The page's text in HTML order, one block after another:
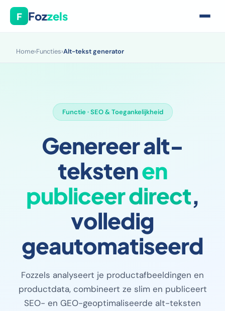
F Fozzels
Home›Functies›Alt-tekst generator
Functie · SEO & Toegankelijkheid
Genereer alt-
tekstenen
publiceer direct,
volledig
geautomatiseerd
Fozzels analyseert je productafbeeldingen en
productdata, combineert ze slim en publiceert
SEO- en GEO-geoptimaliseerde alt-teksten